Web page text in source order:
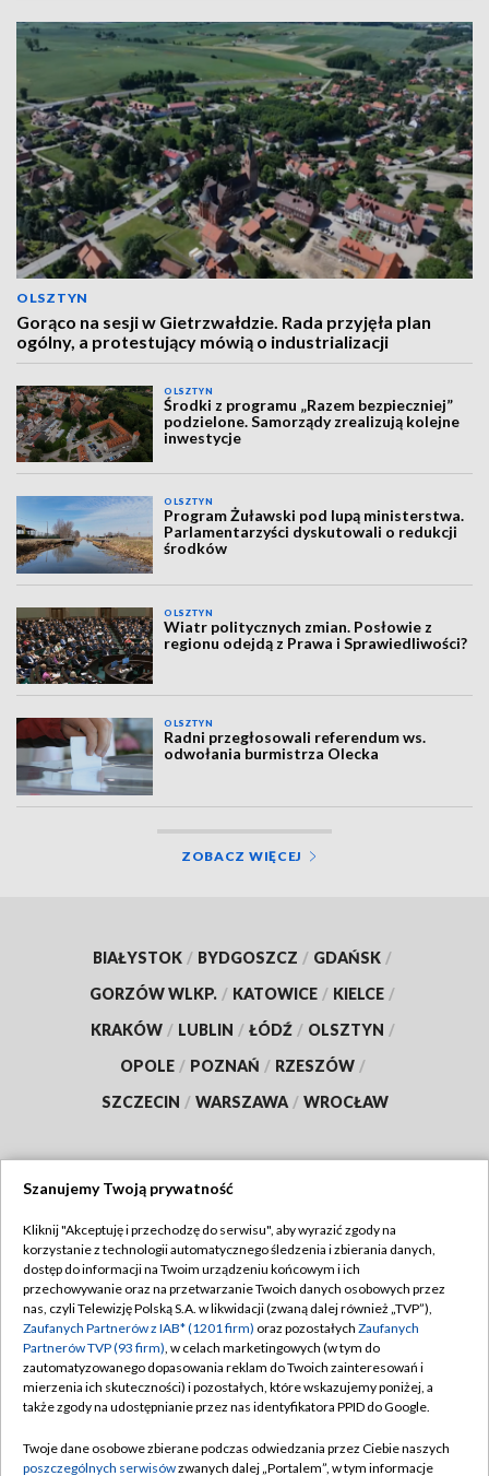
OLSZTYN
Gorąco na sesji w Gietrzwałdzie. Rada przyjęła plan
ogólny, a protestujący mówią o industrializacji
OLSZTYN
Środki z programu „Razem bezpieczniej”
podzielone. Samorządy zrealizują kolejne
inwestycje
OLSZTYN
Program Żuławski pod lupą ministerstwa.
Parlamentarzyści dyskutowali o redukcji
środków
OLSZTYN
Wiatr politycznych zmian. Posłowie z
regionu odejdą z Prawa i Sprawiedliwości?
OLSZTYN
Radni przegłosowali referendum ws.
odwołania burmistrza Olecka
ZOBACZ WIĘCEJ
BIAŁYSTOK / BYDGOSZCZ / GDAŃSK /
GORZÓW WLKP. / KATOWICE / KIELCE /
KRAKÓW / LUBLIN / ŁÓDŹ / OLSZTYN /
OPOLE / POZNAŃ / RZESZÓW /
SZCZECIN / WARSZAWA / WROCŁAW
TVP
Abonament TVP
Emisja w TVP
Centrum informacji TVP
Naziemna Telewizja Cyfrowa
Rada Programowa
Regulamin TVP
Polityka prywatności
Moje zgody
Pomoc
Kontakt
Szanujemy Twoją prywatność
Kliknij "Akceptuję i przechodzę do serwisu", aby wyrazić zgody na
korzystanie z technologii automatycznego śledzenia i zbierania danych,
dostęp do informacji na Twoim urządzeniu końcowym i ich
przechowywanie oraz na przetwarzanie Twoich danych osobowych przez
nas, czyli Telewizję Polską S.A. w likwidacji (zwaną dalej również „TVP”),
Zaufanych Partnerów z IAB* (1201 firm) oraz pozostałych Zaufanych
Partnerów TVP (93 firm), w celach marketingowych (w tym do
zautomatyzowanego dopasowania reklam do Twoich zainteresowań i
mierzenia ich skuteczności) i pozostałych, które wskazujemy poniżej, a
także zgody na udostępnianie przez nas identyfikatora PPID do Google.
Twoje dane osobowe zbierane podczas odwiedzania przez Ciebie naszych
poszczególnych serwisówzwanych dalej „Portalem”, w tym informacje